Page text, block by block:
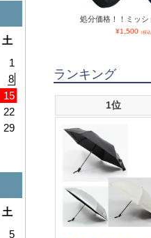
処分価格！！ミッシ
¥1,500（税込
ランキング
1位